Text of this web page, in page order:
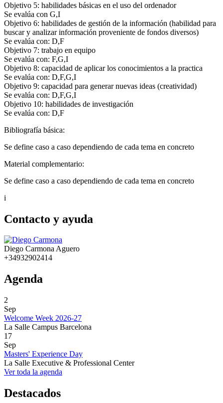
Objetivo 5: habilidades básicas en el uso del ordenador
Se evalúa con G,I
Objetivo 6: habilidades de gestión de la información (habilidad para
buscar y analizar información proveniente de fondos diversos)
Se evalúa con: D,F
Objetivo 7: trabajo en equipo
Se evalúa con: F,G,I
Objetivo 8: capacidad de aplicar los conocimientos a la practica
Se evalúa con: D,F,G,I
Objetivo 9: capacidad para generar nuevas ideas (creatividad)
Se evalúa con: D,F,G,I
Objetivo 10: habilidades de investigación
Se evalúa con: D,F
Bibliografía básica:
Se define caso a caso dependiendo de cada tema en concreto
Material complementario:
Se define caso a caso dependiendo de cada tema en concreto
i
Contacto y ayuda
Diego Carmona Aguero
+34932902414
Agenda
2
Sep
Welcome Week 2026-27
La Salle Campus Barcelona
17
Sep
Masters' Experience Day
La Salle Executive & Professional Center
Ver toda la agenda
Destacados